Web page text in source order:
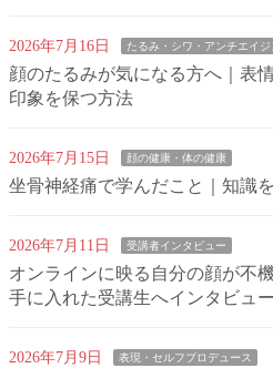
2026年7月16日 たるみ・シワ・アンチエイジ
顔のたるみが気になる方へ｜表
印象を保つ方法
2026年7月15日 顔の健康・体の健康
坐骨神経痛で学んだこと｜知識
2026年7月11日 受講者インタビュー
オンラインに映る自分の顔が不
手に入れた受講生へインタビュー
2026年7月9日 表現・セルフプロデュース